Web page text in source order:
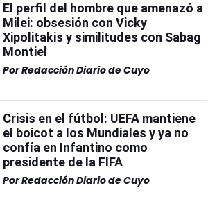
El perfil del hombre que amenazó a
Milei: obsesión con Vicky
Xipolitakis y similitudes con Sabag
Montiel
PorRedacción Diario de Cuyo
Crisis en el fútbol: UEFA mantiene
el boicot a los Mundiales y ya no
confía en Infantino como
presidente de la FIFA
PorRedacción Diario de Cuyo